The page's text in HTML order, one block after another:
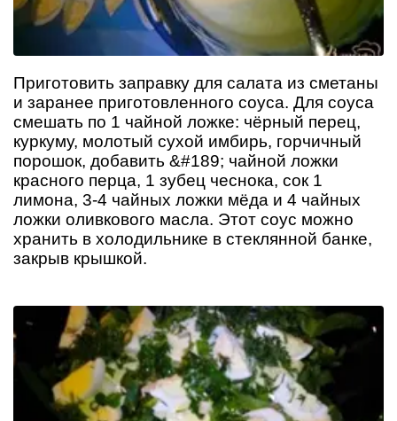
Приготовить заправку для салата из сметаны
и заранее приготовленного соуса. Для соуса
смешать по 1 чайной ложке: чёрный перец,
куркуму, молотый сухой имбирь, горчичный
порошок, добавить &#189; чайной ложки
красного перца, 1 зубец чеснока, сок 1
лимона, 3-4 чайных ложки мёда и 4 чайных
ложки оливкового масла. Этот соус можно
хранить в холодильнике в стеклянной банке,
закрыв крышкой.